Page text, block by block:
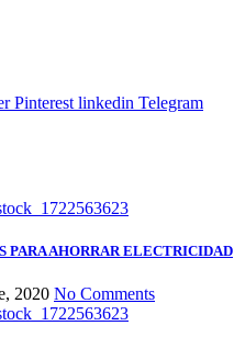
Pinterest linkedin Telegram
PARA AHORRAR ELECTRICIDAD
2020 No Comments